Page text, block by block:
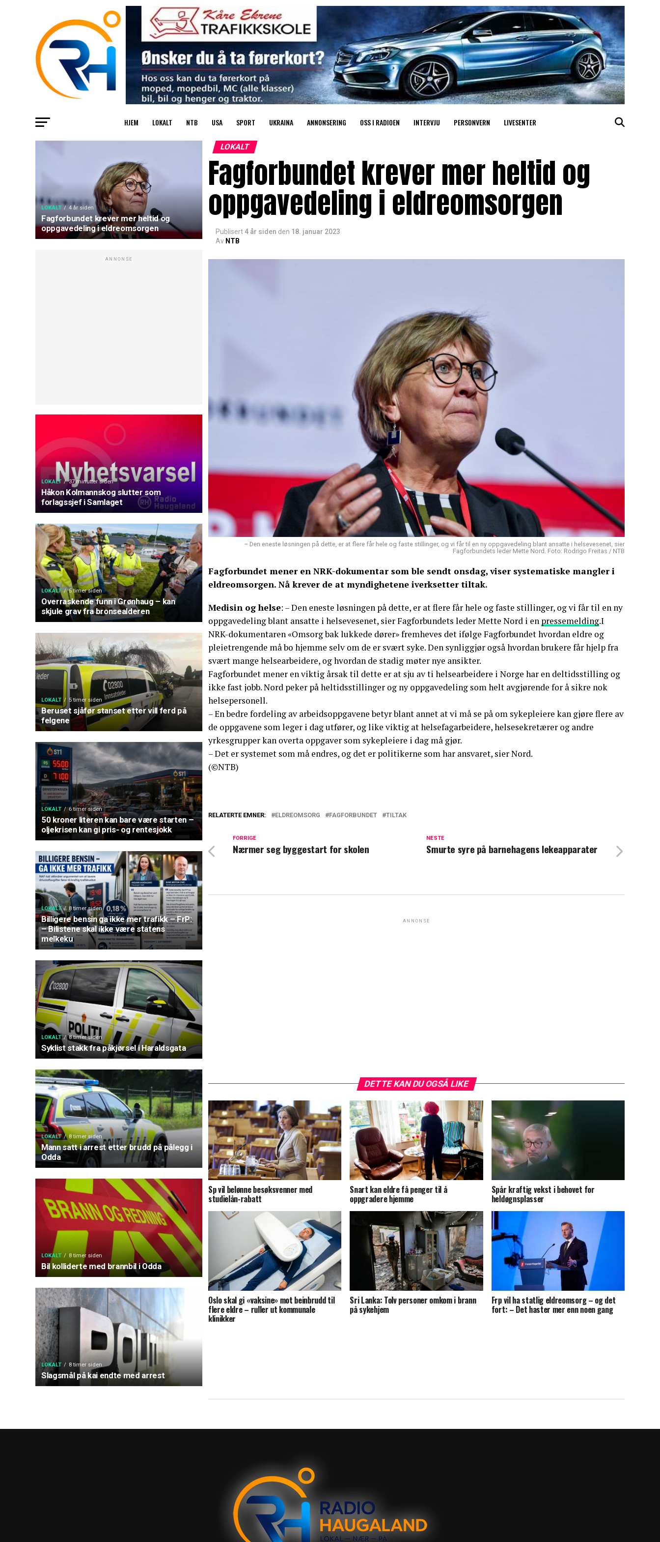
HJEM LOKALT NTB USA SPORT UKRAINA ANNONSERING OSS I RADIOEN INTERVJU PERSONVERN LIVESENTER
LOKALT 4 år siden
Fagforbundet krever mer heltid og
oppgavedeling i eldreomsorgen
ANNONSE
LOKALT 37 minutter siden
Håkon Kolmannskog slutter som
forlagssjef i Samlaget
LOKALT 5 timer siden
Overraskende funn i Grønhaug – kan
skjule grav fra bronsealderen
LOKALT 5 timer siden
Beruset sjåfør stanset etter vill ferd på
felgene
LOKALT 6 timer siden
50 kroner literen kan bare være starten –
oljekrisen kan gi pris- og rentesjokk
LOKALT 8 timer siden
Billigere bensin ga ikke mer trafikk – FrP:
– Bilistene skal ikke være statens
melkeku
LOKALT 8 timer siden
Syklist stakk fra påkjørsel i Haraldsgata
LOKALT 8 timer siden
Mann satt i arrest etter brudd på pålegg i
Odda
LOKALT 8 timer siden
Bil kolliderte med brannbil i Odda
LOKALT 8 timer siden
Slagsmål på kai endte med arrest
LOKALT
Fagforbundet krever mer heltid og
oppgavedeling i eldreomsorgen
Publisert4 år siden den 18. januar 2023
Av NTB
– Den eneste løsningen på dette, er at flere får hele og faste stillinger, og vi får til en ny oppgavedeling blant ansatte i helsevesenet, sier
Fagforbundets leder Mette Nord. Foto: Rodrigo Freitas / NTB
Fagforbundet mener en NRK-dokumentar som ble sendt onsdag, viser systematiske mangler i
eldreomsorgen. Nå krever de at myndighetene iverksetter tiltak.
Medisin og helse: – Den eneste løsningen på dette, er at flere får hele og faste stillinger, og vi får til en ny
oppgavedeling blant ansatte i helsevesenet, sier Fagforbundets leder Mette Nord i en pressemelding.I
NRK-dokumentaren «Omsorg bak lukkede dører» fremheves det ifølge Fagforbundet hvordan eldre og
pleietrengende må bo hjemme selv om de er svært syke. Den synliggjør også hvordan brukere får hjelp fra
svært mange helsearbeidere, og hvordan de stadig møter nye ansikter.
Fagforbundet mener en viktig årsak til dette er at sju av ti helsearbeidere i Norge har en deltidsstilling og
ikke fast jobb. Nord peker på heltidsstillinger og ny oppgavedeling som helt avgjørende for å sikre nok
helsepersonell.
– En bedre fordeling av arbeidsoppgavene betyr blant annet at vi må se på om sykepleiere kan gjøre flere av
de oppgavene som leger i dag utfører, og like viktig at helsefagarbeidere, helsesekretærer og andre
yrkesgrupper kan overta oppgaver som sykepleiere i dag må gjør.
– Det er systemet som må endres, og det er politikerne som har ansvaret, sier Nord.
(©NTB)
RELATERTE EMNER: ELDREOMSORG FAGFORBUNDET TILTAK
NESTE
Smurte syre på barnehagens lekeapparater
FORRIGE
Nærmer seg byggestart for skolen
ANNONSE
DETTE KAN DU OGSÅ LIKE
Sp vil belønne besøksvenner med
studielån-rabatt
Snart kan eldre få penger til å
oppgradere hjemme
Spår kraftig vekst i behovet for
heldøgnsplasser
Oslo skal gi «vaksine» mot beinbrudd til
flere eldre – ruller ut kommunale
klinikker
Sri Lanka: Tolv personer omkom i brann
på sykehjem
Frp vil ha statlig eldreomsorg – og det
fort: – Det haster mer enn noen gang